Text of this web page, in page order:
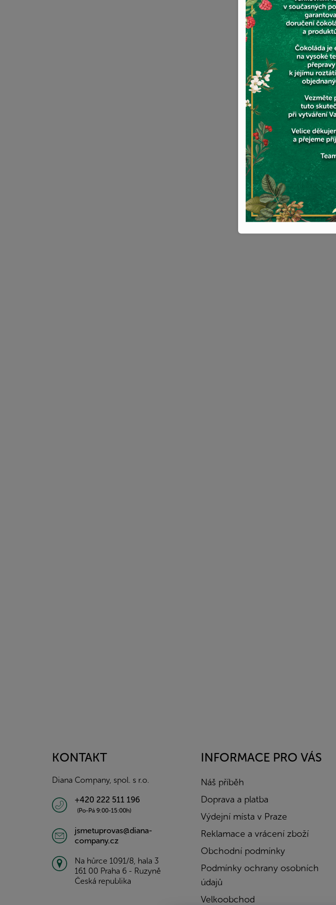
KONTAKT
Diana Company, spol. s r.o.
+420 222 511 196
(Po-Pá 9:00-15:00h)
jsmetuprovas@diana-
company.cz
Na hůrce 1091/8, hala 3
161 00 Praha 6 - Ruzyně
Česká republika
INFORMACE PRO VÁS
Náš příběh
Doprava a platba
Výdejní místa v Praze
Reklamace a vrácení zboží
Obchodní podmínky
Podmínky ochrany osobních
údajů
Velkoobchod